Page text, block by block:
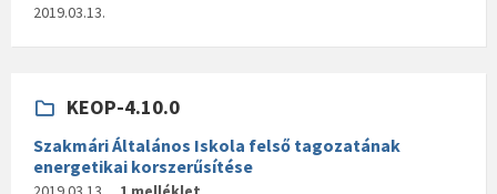
2019.03.13.
KEOP-4.10.0
Szakmári Általános Iskola felső tagozatának
energetikai korszerűsítése